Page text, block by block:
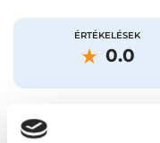
ÉRTÉKELÉSEK
0.0
Időpontfoglalás